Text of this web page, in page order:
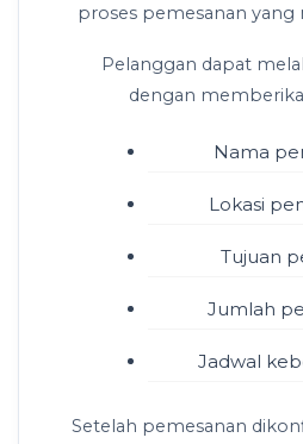
proses pemesanan yang
Pelanggan dapat
dengan
Nama
Lokasi
Tujuan
Jumlah
Jadwal
Setelah pemesanan